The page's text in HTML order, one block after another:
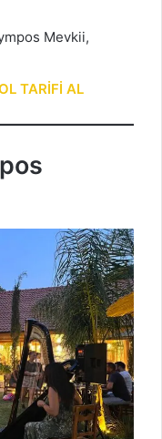
Mevkii,
TARİFİ AL